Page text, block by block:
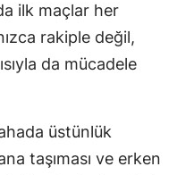
ilk maçlar her
rakiple değil,
da mücadele
üstünlük
taşıması ve erken